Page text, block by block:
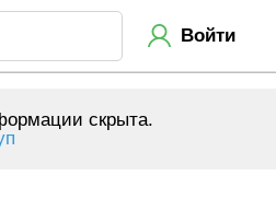
Войти
скрыта.